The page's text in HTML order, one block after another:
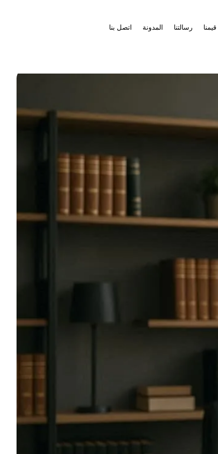
قيمنا رسالتنا المدونة اتصل بنا